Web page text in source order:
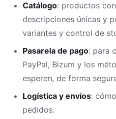
Catálogo: productos
descripciones únicas y
variantes y control de
Pasarela de pago: para
PayPal, Bizum y los
esperen, de forma
Logística y envíos:
pedidos.